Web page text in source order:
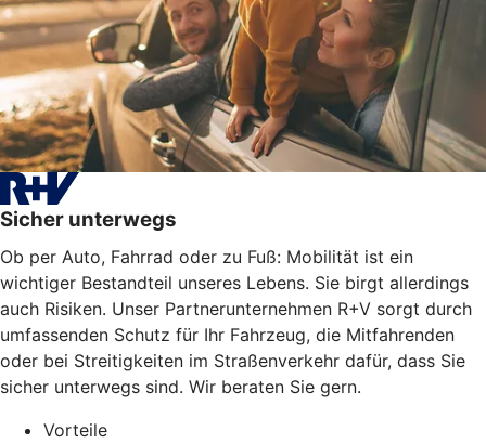
Sicher unterwegs
Ob per Auto, Fahrrad oder zu Fuß: Mobilität ist ein
wichtiger Bestandteil unseres Lebens. Sie birgt allerdings
auch Risiken. Unser Partnerunternehmen R+V sorgt durch
umfassenden Schutz für Ihr Fahrzeug, die Mitfahrenden
oder bei Streitigkeiten im Straßenverkehr dafür, dass Sie
sicher unterwegs sind. Wir beraten Sie gern.
Vorteile